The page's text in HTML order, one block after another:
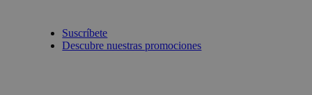
Suscríbete
Descubre nuestras promociones